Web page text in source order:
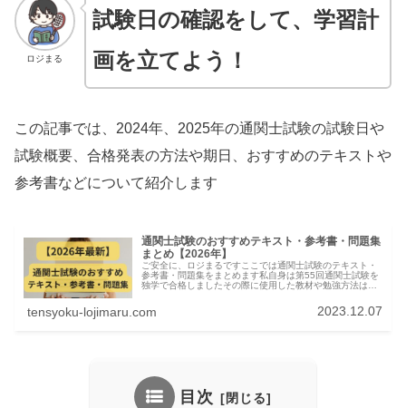
ロジまる
試験日の確認をして、学習計
画を立てよう！
この記事では、2024年、2025年の通関士試験の試験日や
試験概要、合格発表の方法や期日、おすすめのテキストや
参考書などについて紹介します
通関士試験のおすすめテキスト・参考書・問題集
まとめ【2026年】
ご安全に、ロジまるですここでは通関士試験のテキスト・
参考書・問題集をまとめます私自身は第55回通関士試験を
独学で合格しましたその際に使用した教材や勉強方法は下
tensyoku-lojimaru.com 2023.12.07
目次